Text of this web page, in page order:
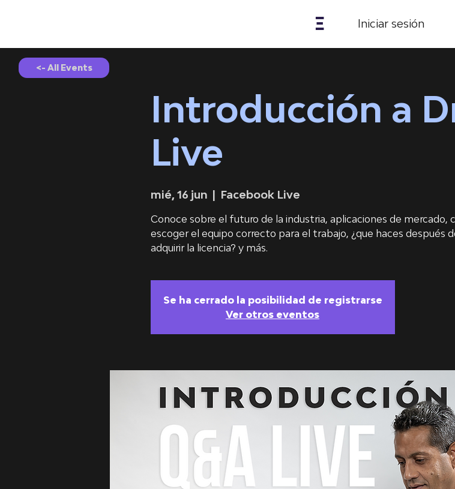
𝝣 Iniciar sesión
Introducción a
Live
mié, 16 jun
  |
Facebook Live
Conoce sobre el futuro de la industria, aplicaciones de mercado,
escoger el equipo correcto para el trabajo, ¿que haces después
adquirir la licencia? y más.
Se ha cerrado la posibilidad de registrarse
Ver otros eventos
<- All Events